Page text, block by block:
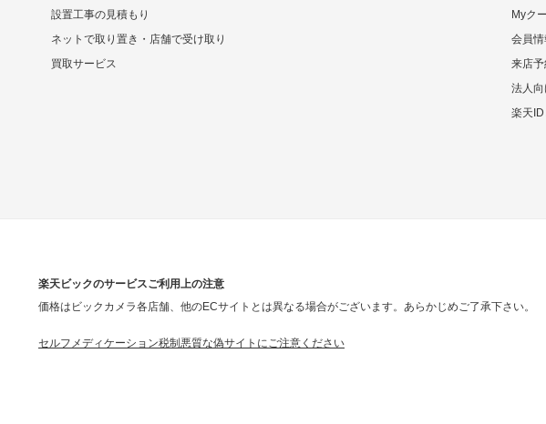
設置工事の見積もり
ネットで取り置き・店舗で受け取り
買取サービス
Myク
会員
来店
法人
楽天
楽天ビックのサービスご利用上の注意
価格はビックカメラ各店舗、他のECサイトとは異なる場合がございます。あらかじめご了承下さい。
セルフメディケーション税制悪質な偽サイトにご注意ください